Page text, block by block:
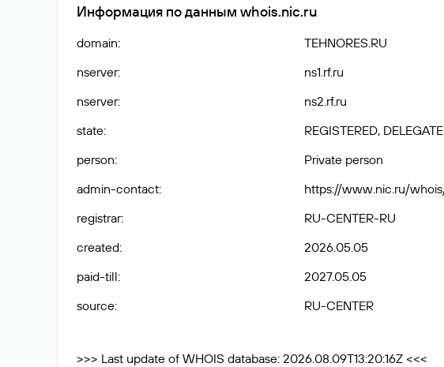
Информация по данным whois.nic.ru
domain:
TEHNORES.RU
nserver:
ns1.rf.ru
nserver:
ns2.rf.ru
state:
REGISTERED,
person:
Private person
admin-contact:
https://www.nic.ru/
registrar:
RU-CENTER-RU
created:
2026.05.05
paid-till:
2027.05.05
source: RU-CENTER
>>> Last update of WHOIS database: 2026.08.09T13:20:16Z <<<